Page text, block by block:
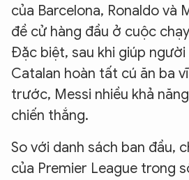
của Barcelona, Ronaldo và
đề cử hàng đầu ở cuộc
Đặc biệt, sau khi giúp
Catalan hoàn tất cú ăn ba
trước, Messi nhiều khả
chiến thắng.
So với danh sách ban đầu,
của Premier League trong